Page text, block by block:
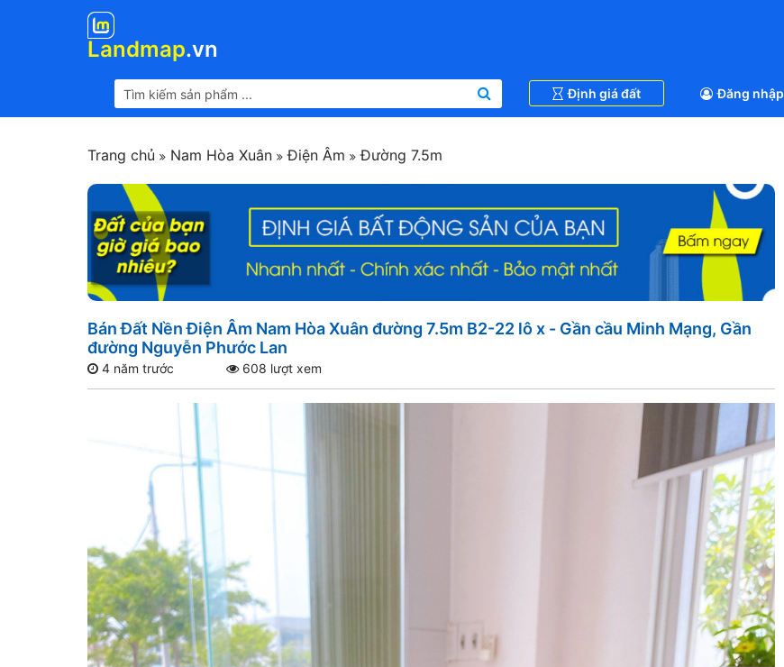
Landmap.vn
Định giá đất Đăng nhập
Trang chủ Nam Hòa Xuân Điện Âm Đường 7.5m
Bán Đất Nền Điện Âm Nam Hòa Xuân đường 7.5m B2-22 lô x - Gần cầu Minh Mạng, Gần
đường Nguyễn Phước Lan
4 năm trước 608 lượt xem